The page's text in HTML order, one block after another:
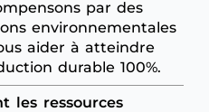
par des
environnementales
aider à atteindre
durable 100%.
les ressources